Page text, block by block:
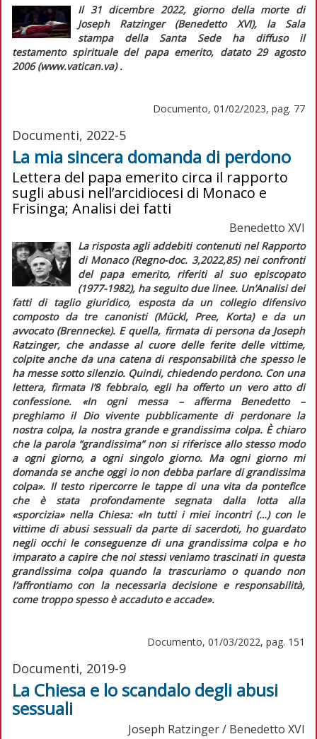
Il 31 dicembre 2022, giorno della morte di
Joseph Ratzinger (Benedetto XVI), la Sala
stampa della Santa Sede ha diffuso il
testamento spirituale del papa emerito, datato 29 agosto
2006 (www.vatican.va) .
Documento, 01/02/2023, pag. 77
Documenti, 2022-5
La mia sincera domanda di perdono
Lettera del papa emerito circa il rapporto
sugli abusi nell’arcidiocesi di Monaco e
Frisinga; Analisi dei fatti
Benedetto XVI
La risposta agli addebiti contenuti nel Rapporto
di Monaco (Regno-doc. 3,2022,85) nei confronti
del papa emerito, riferiti al suo episcopato
(1977-1982), ha seguito due linee. Un’Analisi dei
fattidi taglio giuridico, esposta da un collegio difensivo
composto da tre canonisti (Mückl, Pree, Korta) e da un
avvocato (Brennecke). E quella, firmata di persona da Joseph
Ratzinger, che andasse al cuore delle ferite delle vittime,
colpite anche da una catena di responsabilità che spesso le
ha messe sotto silenzio. Quindi, chiedendo perdono. Con una
lettera, firmata l’8 febbraio, egli ha offerto un vero atto di
confessione. «In ogni messa – afferma Benedetto –
preghiamo il Dio vivente pubblicamente di perdonare la
nostra colpa, la nostra grande e grandissima colpa. È chiaro
che la parola “grandissima” non si riferisce allo stesso modo
a ogni giorno, a ogni singolo giorno. Ma ogni giorno mi
domanda se anche oggi io non debba parlare di grandissima
colpa». Il testo ripercorre le tappe di una vita da pontefice
che è stata profondamente segnata dalla lotta alla
«sporcizia» nella Chiesa: «In tutti i miei incontri (…) con le
vittime di abusi sessuali da parte di sacerdoti, ho guardato
negli occhi le conseguenze di una grandissima colpa e ho
imparato a capire che noi stessi veniamo trascinati in questa
grandissima colpa quando la trascuriamo o quando non
l’affrontiamo con la necessaria decisione e responsabilità,
come troppo spesso è accaduto e accade».
Documento, 01/03/2022, pag. 151
Documenti, 2019-9
La Chiesa e lo scandalo degli abusi
sessuali
Joseph Ratzinger / Benedetto XVI